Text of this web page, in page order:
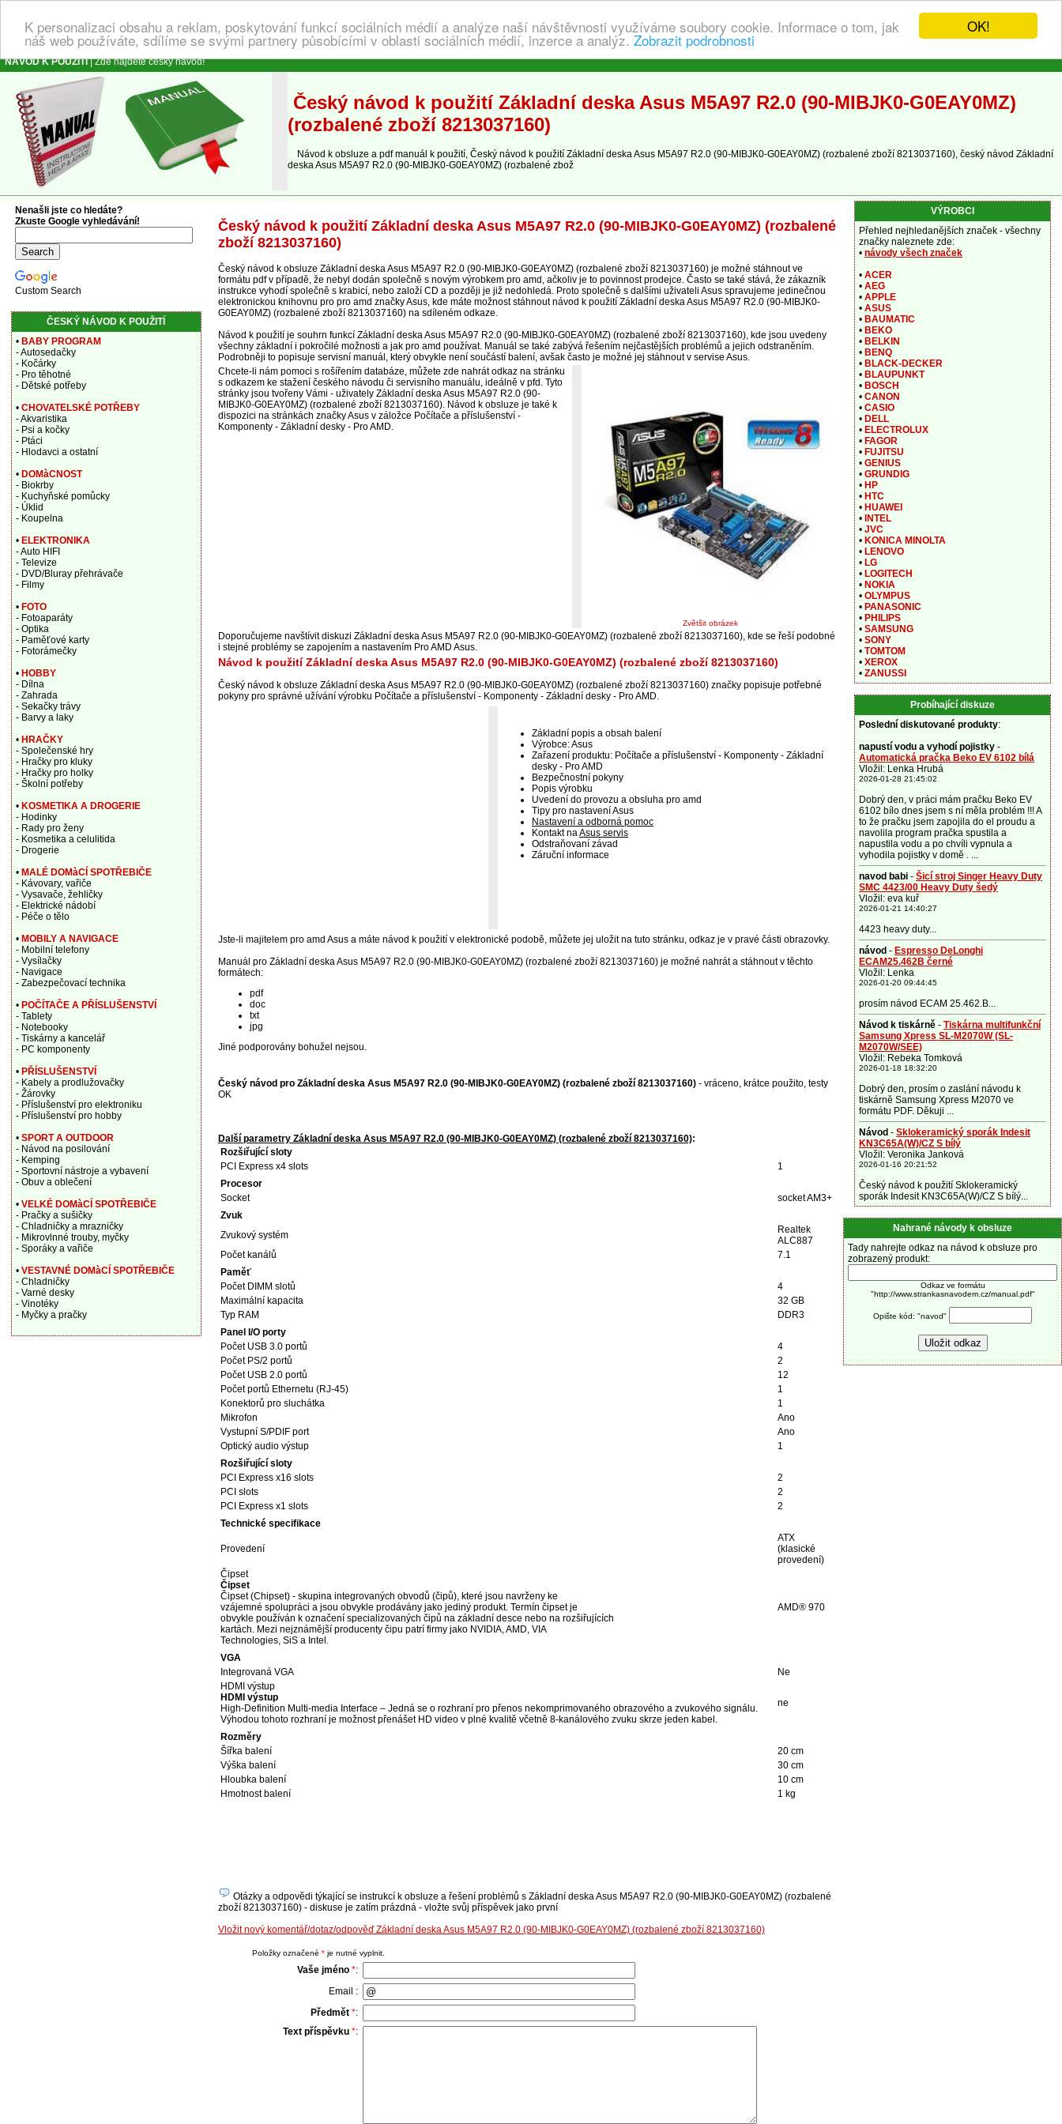
OK!
K personalizaci obsahu a reklam, poskytování funkcí sociálních médií a analýze naší návštěvnosti využíváme soubory cookie. Informace o tom, jak
náš web používáte, sdílíme se svými partnery působícími v oblasti sociálních médií, inzerce a analýz. Zobrazit podrobnosti
NÁVOD K POUŽITÍ| Zde najdete český návod!
Český návod k použití Základní deska Asus M5A97 R2.0 (90-MIBJK0-G0EAY0MZ)
(rozbalené zboží 8213037160)
Návod k obsluze a pdf manuál k použití, Český návod k použití Základní deska Asus M5A97 R2.0 (90-MIBJK0-G0EAY0MZ) (rozbalené zboží 8213037160), český návod Základní
deska Asus M5A97 R2.0 (90-MIBJK0-G0EAY0MZ) (rozbalené zbož
Český návod k použití Základní deska Asus M5A97 R2.0 (90-MIBJK0-G0EAY0MZ) (rozbalené
zboží 8213037160)
Český návod k obsluze Základní deska Asus M5A97 R2.0 (90-MIBJK0-G0EAY0MZ) (rozbalené zboží 8213037160) je možné stáhnout ve
formátu pdf v případě, že nebyl dodán společně s novým výrobkem pro amd, ačkoliv je to povinnost prodejce. Často se také stává, že zákazník
instrukce vyhodí společně s krabicí, nebo založí CD a později je již nedohledá. Proto společně s dalšími uživateli Asus spravujeme jedinečnou
elektronickou knihovnu pro pro amd značky Asus, kde máte možnost stáhnout návod k použití Základní deska Asus M5A97 R2.0 (90-MIBJK0-
G0EAY0MZ) (rozbalené zboží 8213037160) na sdíleném odkaze.
Návod k použití je souhrn funkcí Základní deska Asus M5A97 R2.0 (90-MIBJK0-G0EAY0MZ) (rozbalené zboží 8213037160), kde jsou uvedeny
všechny základní i pokročilé možnosti a jak pro amd používat. Manuál se také zabývá řešením nejčastějších problémů a jejich odstraněním.
Podrobněji to popisuje servisní manuál, který obvykle není součástí balení, avšak často je možné jej stáhnout v servise Asus.
Chcete-li nám pomoci s rošířením databáze, můžete zde nahrát odkaz na stránku
s odkazem ke stažení českého návodu či servisního manuálu, ideálně v pfd. Tyto
stránky jsou tvořeny Vámi - uživately Základní deska Asus M5A97 R2.0 (90-
MIBJK0-G0EAY0MZ) (rozbalené zboží 8213037160). Návod k obsluze je také k
dispozici na stránkách značky Asus v záložce Počítače a příslušenství -
Komponenty - Základní desky - Pro AMD.
Zvětšit obrázek
Doporučujeme navštívit diskuzi Základní deska Asus M5A97 R2.0 (90-MIBJK0-G0EAY0MZ) (rozbalené zboží 8213037160), kde se řeší podobné
i stejné problémy se zapojením a nastavením Pro AMD Asus.
Návod k použití Základní deska Asus M5A97 R2.0 (90-MIBJK0-G0EAY0MZ) (rozbalené zboží 8213037160)
Český návod k obsluze Základní deska Asus M5A97 R2.0 (90-MIBJK0-G0EAY0MZ) (rozbalené zboží 8213037160) značky popisuje potřebné
pokyny pro správné užívání výrobku Počítače a příslušenství - Komponenty - Základní desky - Pro AMD.
Základní popis a obsah balení
Výrobce: Asus
Zařazení produktu: Počítače a příslušenství - Komponenty - Základní
desky - Pro AMD
Bezpečnostní pokyny
Popis výrobku
Uvedení do provozu a obsluha pro amd
Tipy pro nastavení Asus
Nastavení a odborná pomoc
Kontakt naAsus servis
Odstraňovaní závad
Záruční informace
Jste-li majitelem pro amd Asus a máte návod k použití v elektronické podobě, můžete jej uložit na tuto stránku, odkaz je v pravé části obrazovky.
Manuál pro Základní deska Asus M5A97 R2.0 (90-MIBJK0-G0EAY0MZ) (rozbalené zboží 8213037160) je možné nahrát a stáhnout v těchto
formátech:
pdf
doc
txt
jpg
Jiné podporovány bohužel nejsou.
Český návod pro Základní deska Asus M5A97 R2.0 (90-MIBJK0-G0EAY0MZ) (rozbalené zboží 8213037160) - vráceno, krátce použito, testy
OK
Další parametry Základní deska Asus M5A97 R2.0 (90-MIBJK0-G0EAY0MZ) (rozbalené zboží 8213037160):
Rozšiřující sloty
PCI Express x4 slots
1
Procesor
Socket
socket AM3+
Zvuk
Zvukový systém
Realtek
ALC887
Počet kanálů
7.1
Paměť
Počet DIMM slotů
4
Maximální kapacita
32 GB
Typ RAM
DDR3
Panel I/O porty
Počet USB 3.0 portů
4
Počet PS/2 portů
2
Počet USB 2.0 portů
12
Počet portů Ethernetu (RJ-45)
1
Konektorů pro sluchátka
1
Mikrofon
Ano
Vystupní S/PDIF port
Ano
Optický audio výstup
1
Rozšiřující sloty
PCI Express x16 slots
2
PCI slots
2
PCI Express x1 slots
2
Technické specifikace
Provedení
ATX
(klasické
provedení)
Čipset
Čipset
Čipset (Chipset) - skupina integrovaných obvodů (čipů), které jsou navrženy ke
vzájemné spolupráci a jsou obvykle prodávány jako jediný produkt. Termín čipset je
obvykle používán k označení specializovaných čipů na základní desce nebo na rozšiřujících
kartách. Mezi nejznámější producenty čipu patrí firmy jako NVIDIA, AMD, VIA
Technologies, SiS a Intel.
AMD® 970
VGA
Integrovaná VGA
Ne
HDMI výstup
HDMI výstup
High-Definition Multi-media Interface – Jedná se o rozhraní pro přenos nekomprimovaného obrazového a zvukového signálu.
Výhodou tohoto rozhraní je možnost přenášet HD video v plné kvalitě včetně 8-kanálového zvuku skrze jeden kabel.
ne
Rozměry
Šířka balení
20 cm
Výška balení
30 cm
Hloubka balení
10 cm
Hmotnost balení
1 kg
Otázky a odpovědi týkající se instrukcí k obsluze a řešení problémů s Základní deska Asus M5A97 R2.0 (90-MIBJK0-G0EAY0MZ) (rozbalené
zboží 8213037160) - diskuse je zatím prázdná - vložte svůj příspěvek jako první
Vložit nový komentář/dotaz/odpověď Základní deska Asus M5A97 R2.0 (90-MIBJK0-G0EAY0MZ) (rozbalené zboží 8213037160)
Položky označené *je nutné vyplnit.
Vaše jméno *:
Email :
Předmět *:
Text příspěvku *:
Nenašli jste co hledáte?
Zkuste Google vyhledávání!
Custom Search
ČESKÝ NÁVOD K POUŽITÍ
• BABY PROGRAM
- Autosedačky
- Kočárky
- Pro těhotné
- Dětské potřeby
• CHOVATELSKÉ POTŘEBY
- Akvaristika
- Psi a kočky
- Ptáci
- Hlodavci a ostatní
• DOMàCNOST
- Biokrby
- Kuchyňské pomůcky
- Úklid
- Koupelna
• ELEKTRONIKA
- Auto HIFI
- Televize
- DVD/Bluray přehrávače
- Filmy
• FOTO
- Fotoaparáty
- Optika
- Paměťové karty
- Fotorámečky
• HOBBY
- Dílna
- Zahrada
- Sekačky trávy
- Barvy a laky
• HRAČKY
- Společenské hry
- Hračky pro kluky
- Hračky pro holky
- Školní potřeby
• KOSMETIKA A DROGERIE
- Hodinky
- Rady pro ženy
- Kosmetika a celulitida
- Drogerie
• MALÉ DOMàCÍ SPOTŘEBIČE
- Kávovary, vařiče
- Vysavače, žehličky
- Elektrické nádobí
- Péče o tělo
• MOBILY A NAVIGACE
- Mobilní telefony
- Vysílačky
- Navigace
- Zabezpečovací technika
• POČÍTAČE A PŘÍSLUŠENSTVÍ
- Tablety
- Notebooky
- Tiskárny a kancelář
- PC komponenty
• PŘÍSLUŠENSTVÍ
- Kabely a prodlužovačky
- Žárovky
- Příslušenství pro elektroniku
- Příslušenství pro hobby
• SPORT A OUTDOOR
- Návod na posilování
- Kemping
- Sportovní nástroje a vybavení
- Obuv a oblečení
• VELKÉ DOMàCÍ SPOTŘEBIČE
- Pračky a sušičky
- Chladničky a mrazničky
- Mikrovlnné trouby, myčky
- Sporáky a vařiče
• VESTAVNÉ DOMàCÍ SPOTŘEBIČE
- Chladničky
- Varné desky
- Vinotéky
- Myčky a pračky
VÝROBCI
Přehled nejhledanějších značek - všechny
značky naleznete zde:
• návody všech značek
• ACER
• AEG
• APPLE
• ASUS
• BAUMATIC
• BEKO
• BELKIN
• BENQ
• BLACK-DECKER
• BLAUPUNKT
• BOSCH
• CANON
• CASIO
• DELL
• ELECTROLUX
• FAGOR
• FUJITSU
• GENIUS
• GRUNDIG
• HP
• HTC
• HUAWEI
• INTEL
• JVC
• KONICA MINOLTA
• LENOVO
• LG
• LOGITECH
• NOKIA
• OLYMPUS
• PANASONIC
• PHILIPS
• SAMSUNG
• SONY
• TOMTOM
• XEROX
• ZANUSSI
Probíhající diskuze
Poslední diskutované produkty:
napustí vodu a vyhodí pojistky -
Automatická pračka Beko EV 6102 bílá
Vložil: Lenka Hrubá
2026-01-28 21:45:02
Dobrý den, v práci mám pračku Beko EV
6102 bílo dnes jsem s ní měla problém !!! A
to že pračku jsem zapojila do el proudu a
navolila program pračka spustila a
napustila vodu a po chvíli vypnula a
vyhodila pojistky v domě . ...
navod babi - Šicí stroj Singer Heavy Duty
SMC 4423/00 Heavy Duty šedý
Vložil: eva kuř
2026-01-21 14:40:27
4423 heavy duty...
návod - Espresso DeLonghi
ECAM25.462B černé
Vložil: Lenka
2026-01-20 09:44:45
prosím návod ECAM 25.462.B...
Návod k tiskárně - Tiskárna multifunkční
Samsung Xpress SL-M2070W (SL-
M2070W/SEE)
Vložil: Rebeka Tomková
2026-01-18 18:32:20
Dobrý den, prosím o zaslání návodu k
tiskárně Samsung Xpress M2070 ve
formátu PDF. Děkuji ...
Návod - Sklokeramický sporák Indesit
KN3C65A(W)/CZ S bílý
Vložil: Veronika Janková
2026-01-16 20:21:52
Český návod k použití Sklokeramický
sporák Indesit KN3C65A(W)/CZ S bílý...
Nahrané návody k obsluze
Tady nahrejte odkaz na návod k obsluze pro
zobrazený produkt:
Odkaz ve formátu
"http://www.strankasnavodem.cz/manual.pdf"
Opište kód: "navod"